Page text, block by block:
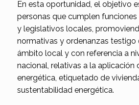
En esta oportunidad, el objetivo
personas que cumplen
y legislativos locales,
normativas y ordenanzas testigo
ámbito local y con referencia a
nacional, relativas a la aplicación
energética, etiquetado de
sustentabilidad energética.